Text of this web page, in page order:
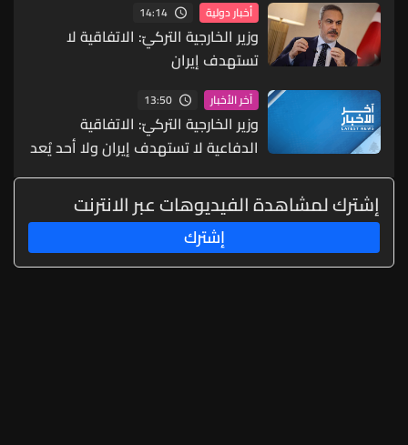
أخبار دولية 14:14
وزير الخارجية التركيّ: الاتفاقية لا
تستهدف إيران
آخر الأخبار 13:50
وزير الخارجية التركيّ: الاتفاقية
الدفاعية لا تستهدف إيران ولا أحد يُعد
هدفا ما دام لا يهاجم الدول الأعضاء
إشترك لمشاهدة الفيديوهات عبر الانترنت
إشترك